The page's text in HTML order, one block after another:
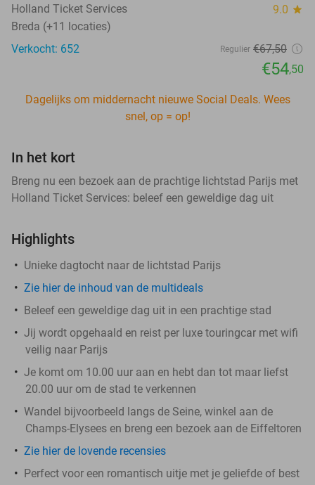
Holland Ticket Services 9.0 star
Breda (+11 locaties)
Verkocht: 652
Regulier €67,50
€54,50
Dagelijks om middernacht nieuwe Social Deals. Wees
snel, op = op!
In het kort
Breng nu een bezoek aan de prachtige lichtstad Parijs met
Holland Ticket Services: beleef een geweldige dag uit
Highlights
Unieke dagtocht naar de lichtstad Parijs
Zie hier de inhoud van de multideals
Beleef een geweldige dag uit in een prachtige stad
Jij wordt opgehaald en reist per luxe touringcar met wifi
veilig naar Parijs
Je komt om 10.00 uur aan en hebt dan tot maar liefst
20.00 uur om de stad te verkennen
Wandel bijvoorbeeld langs de Seine, winkel aan de
Champs-Elysees en breng een bezoek aan de Eiffeltoren
Zie hier de lovende recensies
Perfect voor een romantisch uitje met je geliefde of best